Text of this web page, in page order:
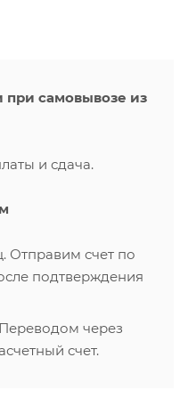
самовывозе из
и сдача.
Отправим счет по
подтверждения
через
счет.